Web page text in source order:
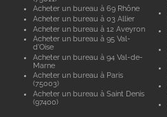
Acheter un bureau à 69 Rhône
Acheter un bureau à 03 Allier
Acheter un bureau à 12 Aveyron
Acheter un bureau à 95 Val-
d'Oise
Acheter un bureau à 94 Val-de-
Marne
Acheter un bureau à Paris
(75003)
Acheter un bureau à Saint Denis
(97400)